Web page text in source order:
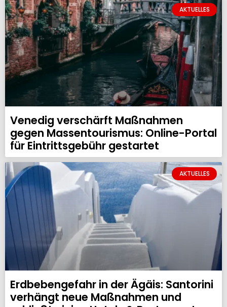
AKTUELLES
Venedig verschärft Maßnahmen
gegen Massentourismus: Online-Portal
für Eintrittsgebühr gestartet
AKTUELLES
Erdbebengefahr in der Ägäis: Santorini
verhängt neue Maßnahmen und